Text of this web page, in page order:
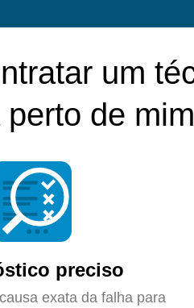
um
de mim
preciso
exata da falha para